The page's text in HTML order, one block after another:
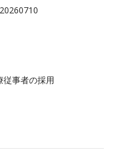
従事者の採用